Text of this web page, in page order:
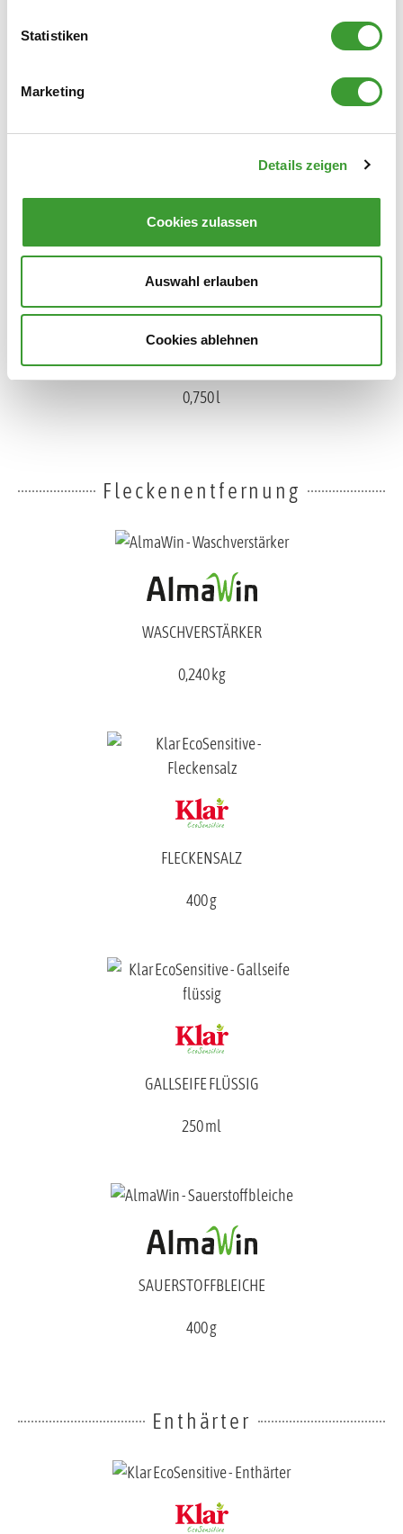
Statistiken
Marketing
Details zeigen
Cookies zulassen
Auswahl erlauben
Cookies ablehnen
BIO WÄSCHEDUFT LINDENBLÜTE
0,750 l
Fleckenentfernung
WASCHVERSTÄRKER
0,240 kg
FLECKENSALZ
400 g
GALLSEIFE FLÜSSIG
250 ml
SAUERSTOFFBLEICHE
400 g
Enthärter